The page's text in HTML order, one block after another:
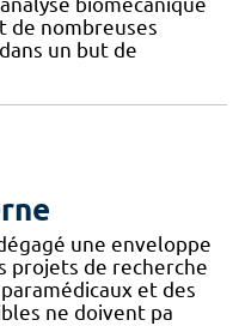
de nombreuses
un but de
une enveloppe
projets de recherche
et des
ne doivent pa